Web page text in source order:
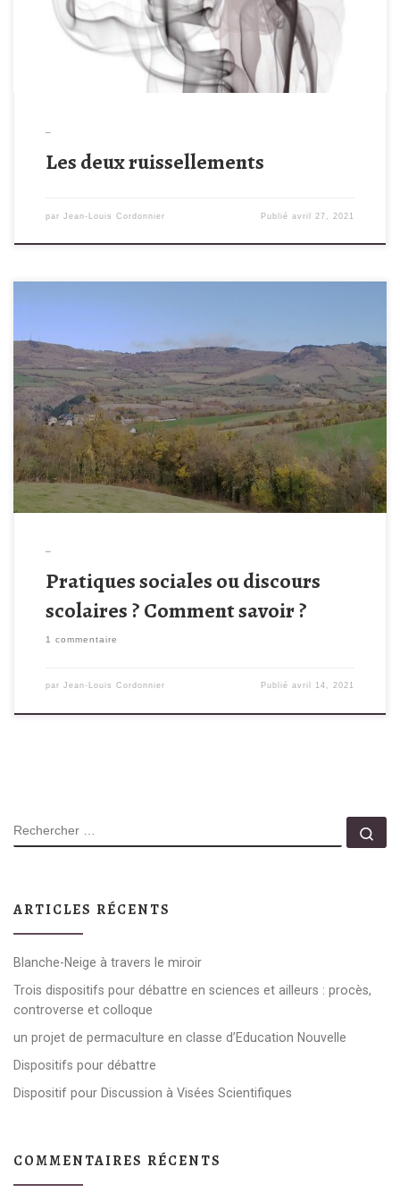
pensée des génies reconnus ruisselle vers le bas. Tout comme
Les deux ruissellements
par Jean-Louis Cordonnier Publiéavril 27, 2021
Ouvrir ou fermer la langue ? En préparant avec Joëlle Cordesse
un stage sur la norme linguistique, je suis tombé sur ce texte
d’Hélène Romian dans un livre du GFEN : L’école, de ce point de
vue, devrait avoir pour objectif premier, en partant de la culture
langagière des enfants telle qu’elle […]
Pratiques sociales ou discours
scolaires ? Comment savoir ?
1 commentaire
par Jean-Louis Cordonnier Publiéavril 14, 2021
RECHERCHER
ARTICLES RÉCENTS
Blanche-Neige à travers le miroir
Trois dispositifs pour débattre en sciences et ailleurs : procès,
controverse et colloque
un projet de permaculture en classe d’Education Nouvelle
Dispositifs pour débattre
Dispositif pour Discussion à Visées Scientifiques
COMMENTAIRES RÉCENTS